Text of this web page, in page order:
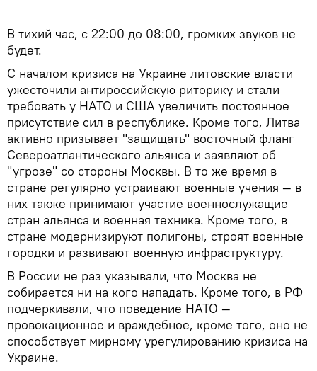
В тихий час, с 22:00 до 08:00, громких звуков не
будет.
С началом кризиса на Украине литовские власти
ужесточили антироссийскую риторику и стали
требовать у НАТО и США увеличить постоянное
присутствие сил в республике. Кроме того, Литва
активно призывает "защищать" восточный фланг
Североатлантического альянса и заявляют об
"угрозе" со стороны Москвы. В то же время в
стране регулярно устраивают военные учения — в
них также принимают участие военнослужащие
стран альянса и военная техника. Кроме того, в
стране модернизируют полигоны, строят военные
городки и развивают военную инфраструктуру.
В России не раз указывали, что Москва не
собирается ни на кого нападать. Кроме того, в РФ
подчеркивали, что поведение НАТО —
провокационное и враждебное, кроме того, оно не
способствует мирному урегулированию кризиса на
Украине.